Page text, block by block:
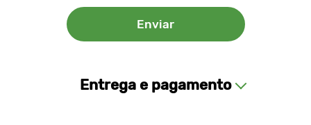
Entrega e pagamento